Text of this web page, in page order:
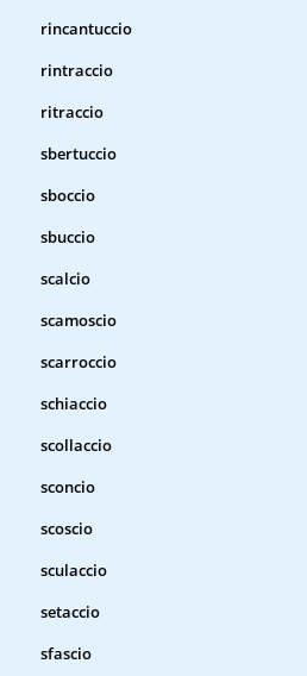
rincantuccio
rintraccio
ritraccio
sbertuccio
sboccio
sbuccio
scalcio
scamoscio
scarroccio
schiaccio
scollaccio
sconcio
scoscio
sculaccio
setaccio
sfascio